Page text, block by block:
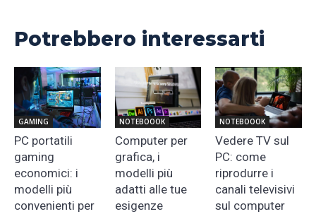
Potrebbero interessarti
GAMING
PC portatili
gaming
economici: i
modelli più
convenienti per
NOTEBOOOK
Computer per
grafica, i
modelli più
adatti alle tue
esigenze
NOTEBOOOK
Vedere TV sul
PC: come
riprodurre i
canali televisivi
sul computer